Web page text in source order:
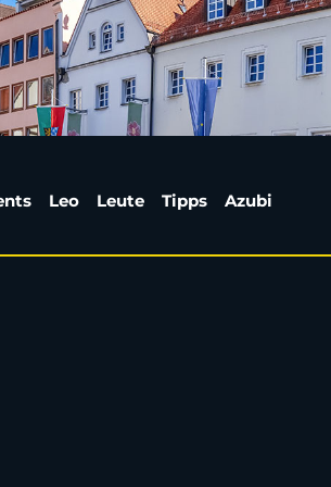
Leo Leute Tipps Azubi